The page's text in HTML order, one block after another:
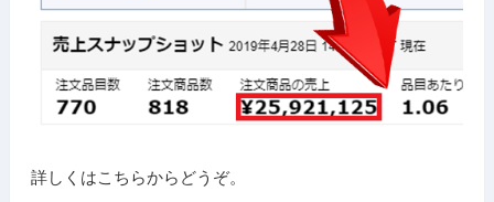
詳しくはこちらからどうぞ。